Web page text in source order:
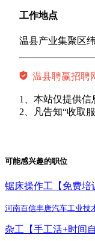
工作地点
温县产业集聚区
温县聘赢招聘
1、本站仅提供信
2、凡告知“收取
可能感兴趣的职位
锯床操作工【免费培
河南百信丰唐汽车工业技
杂工【手工活+时间自